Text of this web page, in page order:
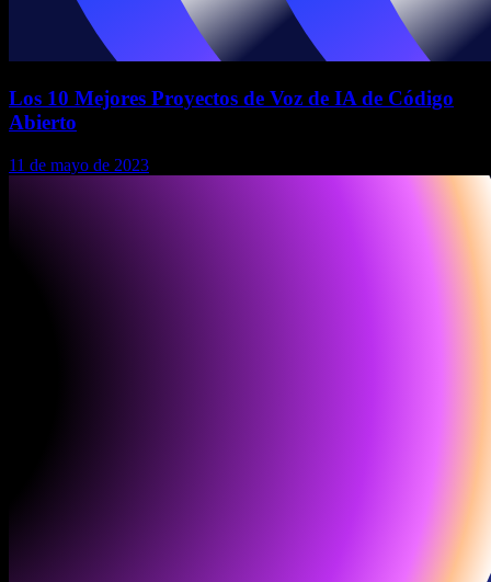
Los 10 Mejores Proyectos de Voz de IA de Código
Abierto
11 de mayo de 2023